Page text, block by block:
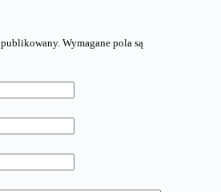
Wymagane pola są